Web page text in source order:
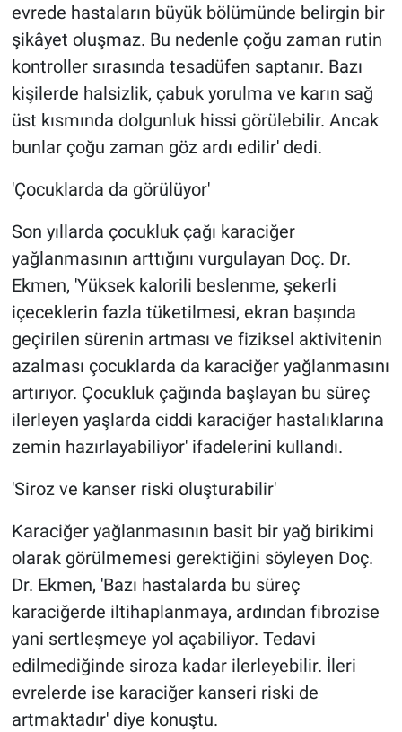
evrede hastaların büyük bölümünde belirgin bir
şikâyet oluşmaz. Bu nedenle çoğu zaman rutin
kontroller sırasında tesadüfen saptanır. Bazı
kişilerde halsizlik, çabuk yorulma ve karın sağ
üst kısmında dolgunluk hissi görülebilir. Ancak
bunlar çoğu zaman göz ardı edilir' dedi.
'Çocuklarda da görülüyor'
Son yıllarda çocukluk çağı karaciğer
yağlanmasının arttığını vurgulayan Doç. Dr.
Ekmen, 'Yüksek kalorili beslenme, şekerli
içeceklerin fazla tüketilmesi, ekran başında
geçirilen sürenin artması ve fiziksel aktivitenin
azalması çocuklarda da karaciğer yağlanmasını
artırıyor. Çocukluk çağında başlayan bu süreç
ilerleyen yaşlarda ciddi karaciğer hastalıklarına
zemin hazırlayabiliyor' ifadelerini kullandı.
'Siroz ve kanser riski oluşturabilir'
Karaciğer yağlanmasının basit bir yağ birikimi
olarak görülmemesi gerektiğini söyleyen Doç.
Dr. Ekmen, 'Bazı hastalarda bu süreç
karaciğerde iltihaplanmaya, ardından fibrozise
yani sertleşmeye yol açabiliyor. Tedavi
edilmediğinde siroza kadar ilerleyebilir. İleri
evrelerde ise karaciğer kanseri riski de
artmaktadır' diye konuştu.